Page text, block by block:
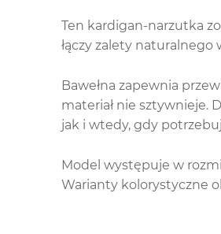
Ten kardigan-narzutka
łączy zalety naturalnego
Bawełna zapewnia
materiał nie sztywnieje.
jak i wtedy, gdy
Model występuje w
Warianty kolorystyczne